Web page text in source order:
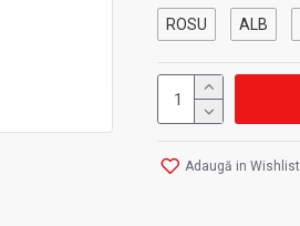
ROSU
ALB
Adaugă in Wishlist